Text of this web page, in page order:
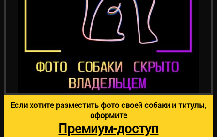
Если хотите разместить фото своей собаки и титулы,
оформите
Премиум-доступ